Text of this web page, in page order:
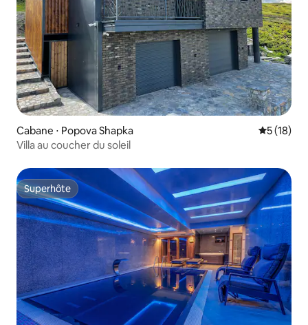
Cabane ⋅ Popova Shapka
5 (18)
Villa au coucher du soleil
Superhôte
Superhôte